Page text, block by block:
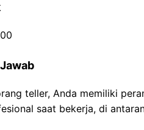
teller, Anda memiliki
saat bekerja, di